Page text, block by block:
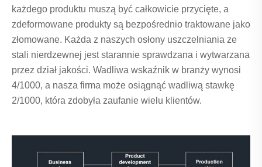
każdego produktu muszą być całkowicie przycięte, a
zdeformowane produkty są bezpośrednio traktowane jako
złomowane. Każda z naszych osłony uszczelniania ze
stali nierdzewnej jest starannie sprawdzana i wytwarzana
przez dział jakości. Wadliwa wskaźnik w branży wynosi
4/1000, a nasza firma może osiągnąć wadliwą stawkę
2/1000, która zdobyła zaufanie wielu klientów.